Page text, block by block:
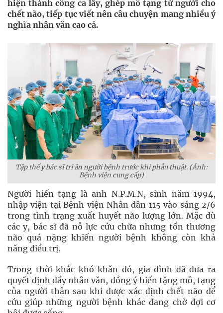
hiện thành công ca lấy, ghép mô tạng từ người cho
chết não, tiếp tục viết nên câu chuyện mang nhiều ý
nghĩa nhân văn cao cả.
Tập thể y bác sĩ tri ân người bệnh trước khi phẫu thuật. (Ảnh:
Bệnh viện cung cấp)
Người hiến tạng là anh N.P.M.N, sinh năm 1994,
nhập viện tại Bệnh viện Nhân dân 115 vào sáng 2/6
trong tình trạng xuất huyết não lượng lớn. Mặc dù
các y, bác sĩ đã nỗ lực cứu chữa nhưng tổn thương
não quá nặng khiến người bệnh không còn khả
năng điều trị.
Trong thời khắc khó khăn đó, gia đình đã đưa ra
quyết định đầy nhân văn, đồng ý hiến tặng mô, tạng
của người thân sau khi được xác định chết não để
cứu giúp những người bệnh khác đang chờ đợi cơ